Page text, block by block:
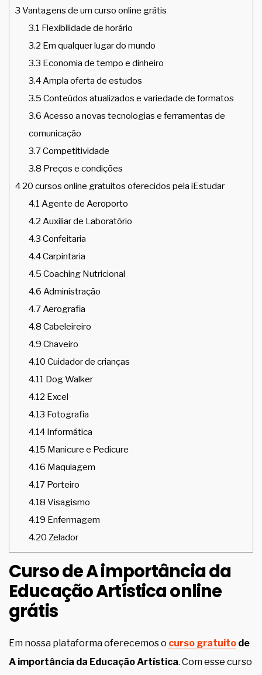
3 Vantagens de um curso online grátis
3.1 Flexibilidade de horário
3.2 Em qualquer lugar do mundo
3.3 Economia de tempo e dinheiro
3.4Ampla oferta de estudos
3.5 Conteúdos atualizados e variedade de formatos
3.6 Acesso a novas tecnologias e ferramentas de
comunicação
3.7Competitividade
3.8 Preços e condições
4 20 cursos online gratuitos oferecidos pela iEstudar
4.1 Agente de Aeroporto
4.2 Auxiliar de Laboratório
4.3 Confeitaria
4.4Carpintaria
4.5 Coaching Nutricional
4.6 Administração
4.7Aerografia
4.8 Cabeleireiro
4.9 Chaveiro
4.10 Cuidador de crianças
4.11 Dog Walker
4.12 Excel
4.13 Fotografia
4.14Informática
4.15 Manicure e Pedicure
4.16 Maquiagem
4.17Porteiro
4.18 Visagismo
4.19 Enfermagem
4.20 Zelador
Curso de A importância da
Educação Artística online
grátis
Em nossa plataforma oferecemos o curso gratuito de
A importância da Educação Artística. Com esse curso